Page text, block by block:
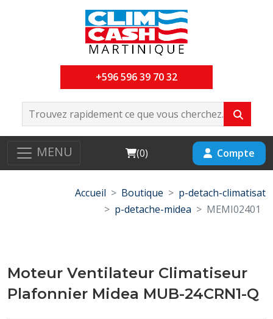
+596 596 39 70 32
MENU Cart
(0) Compte
Accueil Boutique
p-detach-climatisat
p-detache-midea
MEMI02401
Moteur Ventilateur Climatiseur
Plafonnier Midea MUB-24CRN1-Q